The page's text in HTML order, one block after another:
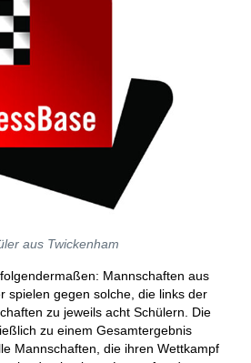
aus Twickenham
Mannschaften aus
spielen gegen solche, die links der
zu jeweils acht Schülern. Die
zu einem Gesamtergebnis
Mannschaften, die ihren Wettkampf